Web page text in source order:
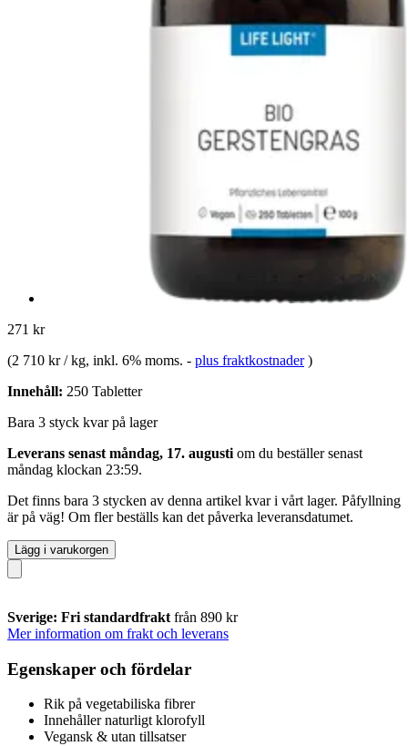
271 kr
(2 710 kr / kg, inkl. 6% moms. - plus fraktkostnader )
Innehåll: 250 Tabletter
Bara 3 styck kvar på lager
Leverans senast måndag, 17. augusti om du beställer senast
måndag klockan 23:59.
Det finns bara 3 stycken av denna artikel kvar i vårt lager. Påfyllning
är på väg! Om fler beställs kan det påverka leveransdatumet.
Lägg i varukorgen
Sverige: Fri standardfrakt från 890 kr
Mer information om frakt och leverans
Egenskaper och fördelar
Rik på vegetabiliska fibrer
Innehåller naturligt klorofyll
Vegansk & utan tillsatser